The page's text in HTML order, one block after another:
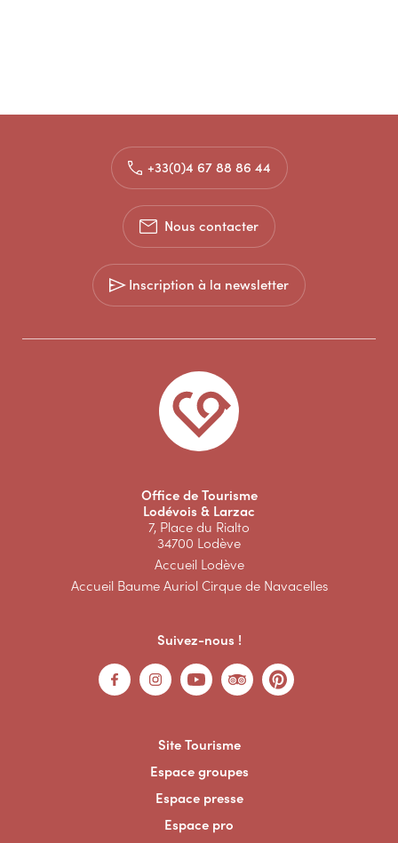
+33(0)4 67 88 86 44
Nous contacter
Inscription à la newsletter
Office de Tourisme
Lodévois & Larzac
7, Place du Rialto
34700 Lodève
Accueil Lodève
Accueil Baume Auriol Cirque de Navacelles
Suivez-nous !
Site Tourisme
Espace groupes
Espace presse
Espace pro